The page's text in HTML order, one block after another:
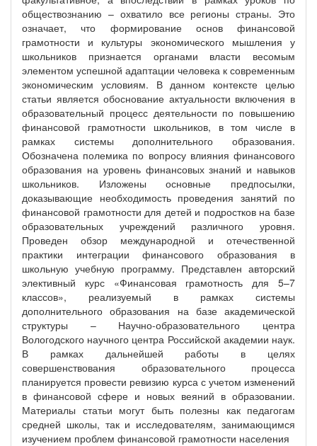
обществознанию – охватило все регионы страны. Это
означает, что формирование основ финансовой
грамотности и культуры экономического мышления у
школьников признается органами власти весомым
элементом успешной адаптации человека к современным
экономическим условиям. В данном контексте целью
статьи является обоснование актуальности включения в
образовательный процесс деятельности по повышению
финансовой грамотности школьников, в том числе в
рамках системы дополнительного образования.
Обозначена полемика по вопросу влияния финансового
образования на уровень финансовых знаний и навыков
школьников. Изложены основные предпосылки,
доказывающие необходимость проведения занятий по
финансовой грамотности для детей и подростков на базе
образовательных учреждений различного уровня.
Проведен обзор международной и отечественной
практики интеграции финансового образования в
школьную учебную программу. Представлен авторский
элективный курс «Финансовая грамотность для 5–7
классов», реализуемый в рамках системы
дополнительного образования на базе академической
структуры – Научно-образовательного центра
Вологодского научного центра Российской академии наук.
В рамках дальнейшей работы в целях
совершенствования образовательного процесса
планируется провести ревизию курса с учетом изменений
в финансовой сфере и новых веяний в образовании.
Материалы статьи могут быть полезны как педагогам
средней школы, так и исследователям, занимающимся
изучением проблем финансовой грамотности населения